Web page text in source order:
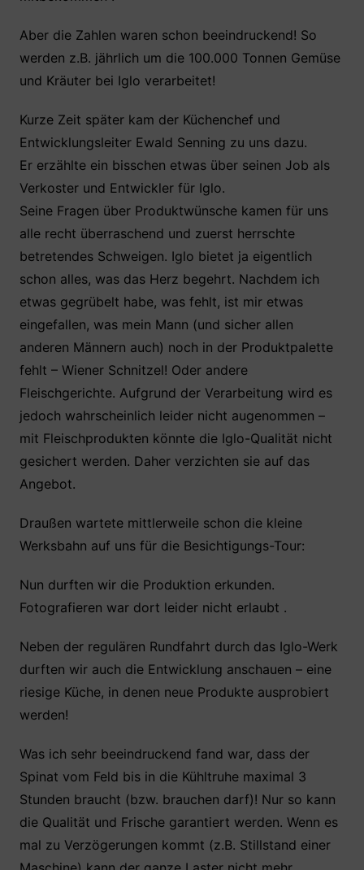
Aber die Zahlen waren schon beeindruckend! So
werden z.B. jährlich um die 100.000 Tonnen Gemüse
und Kräuter bei Iglo verarbeitet!
Kurze Zeit später kam der Küchenchef und
Entwicklungsleiter Ewald Senning zu uns dazu.
Er erzählte ein bisschen etwas über seinen Job als
Verkoster und Entwickler für Iglo.
Seine Fragen über Produktwünsche kamen für uns
alle recht überraschend und zuerst herrschte
betretendes Schweigen. Iglo bietet ja eigentlich
schon alles, was das Herz begehrt. Nachdem ich
etwas gegrübelt habe, was fehlt, ist mir etwas
eingefallen, was mein Mann (und sicher allen
anderen Männern auch) noch in der Produktpalette
fehlt – Wiener Schnitzel! Oder andere
Fleischgerichte. Aufgrund der Verarbeitung wird es
jedoch wahrscheinlich leider nicht augenommen –
mit Fleischprodukten könnte die Iglo-Qualität nicht
gesichert werden. Daher verzichten sie auf das
Angebot.
Draußen wartete mittlerweile schon die kleine
Werksbahn auf uns für die Besichtigungs-Tour:
Nun durften wir die Produktion erkunden.
Fotografieren war dort leider nicht erlaubt .
Neben der regulären Rundfahrt durch das Iglo-Werk
durften wir auch die Entwicklung anschauen – eine
riesige Küche, in denen neue Produkte ausprobiert
werden!
Was ich sehr beeindruckend fand war, dass der
Spinat vom Feld bis in die Kühltruhe maximal 3
Stunden braucht (bzw. brauchen darf)! Nur so kann
die Qualität und Frische garantiert werden. Wenn es
mal zu Verzögerungen kommt (z.B. Stillstand einer